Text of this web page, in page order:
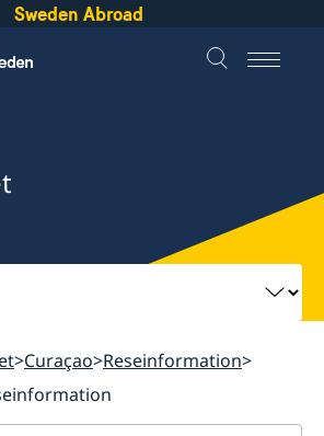
Sweden Abroad
Curaçao Reseinformation